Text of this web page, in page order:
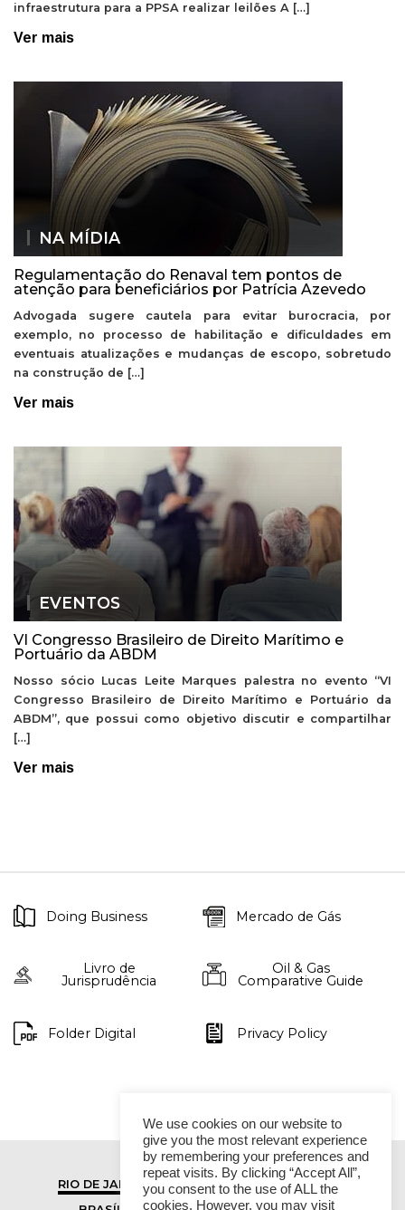
infraestrutura para a PPSA realizar leilões A […]
Ver mais
NA MÍDIA
Regulamentação do Renaval tem pontos de
atenção para beneficiários por Patrícia Azevedo
Advogada sugere cautela para evitar burocracia, por
exemplo, no processo de habilitação e dificuldades em
eventuais atualizações e mudanças de escopo, sobretudo
na construção de […]
Ver mais
EVENTOS
VI Congresso Brasileiro de Direito Marítimo e
Portuário da ABDM
Nosso sócio Lucas Leite Marques palestra no evento “VI
Congresso Brasileiro de Direito Marítimo e Portuário da
ABDM”, que possui como objetivo discutir e compartilhar
[…]
Ver mais
Doing Business Mercado de Gás
Livro de
Jurisprudência
Oil & Gas
Comparative Guide
Folder Digital Privacy Policy
RIO DE JANEIRO
SÃO PAULO
We use cookies on our website to
give you the most relevant experience
by remembering your preferences and
repeat visits. By clicking “Accept All”,
you consent to the use of ALL the
cookies. However, you may visit